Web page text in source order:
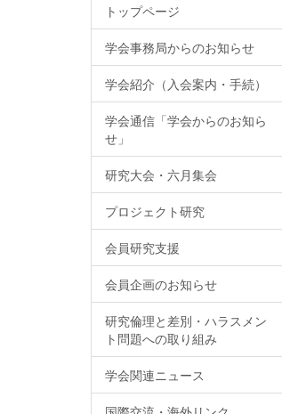
トップページ
学会事務局からのお知らせ
学会紹介（入会案内・手続）
学会通信「学会からのお知ら
せ」
研究大会・六月集会
プロジェクト研究
会員研究支援
会員企画のお知らせ
研究倫理と差別・ハラスメン
ト問題への取り組み
学会関連ニュース